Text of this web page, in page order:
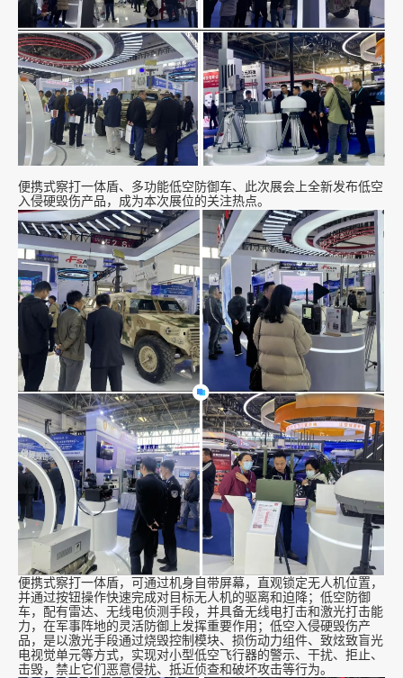
便携式察打一体盾、多功能低空防御车、此次展会上全新发布低空
入侵硬毁伤产品，成为本次展位的关注热点。
便携式察打一体盾，可通过机身自带屏幕，直观锁定无人机位置，
并通过按钮操作快速完成对目标无人机的驱离和迫降；低空防御
车，配有雷达、无线电侦测手段，并具备无线电打击和激光打击能
力，在军事阵地的灵活防御上发挥重要作用；低空入侵硬毁伤产
品，是以激光手段通过烧毁控制模块、损伤动力组件、致炫致盲光
电视觉单元等方式，实现对小型低空飞行器的警示、干扰、拒止、
击毁，禁止它们恶意侵扰、抵近侦查和破坏攻击等行为。